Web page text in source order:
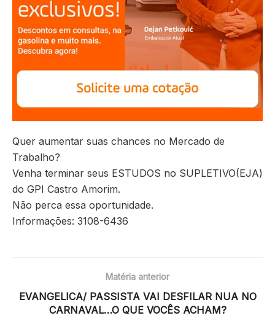
Quer aumentar suas chances no Mercado de
Trabalho?
Venha terminar seus ESTUDOS no SUPLETIVO(EJA)
do GPI Castro Amorim.
Não perca essa oportunidade.
Informações: 3108-6436
Matéria anterior
EVANGELICA/ PASSISTA VAI DESFILAR NUA NO
CARNAVAL…O QUE VOCÊS ACHAM?